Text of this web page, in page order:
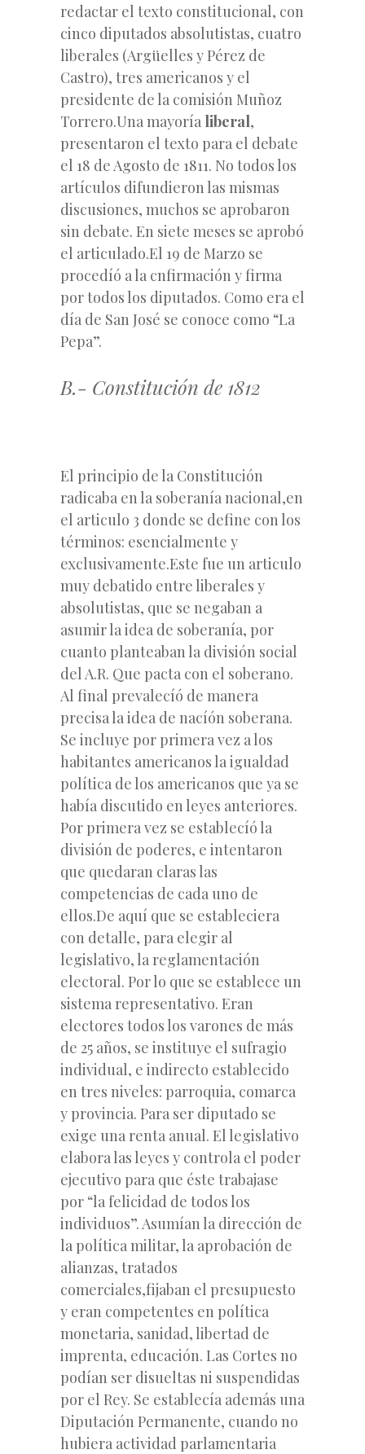
redactar el texto constitucional, con
cinco diputados absolutistas, cuatro
liberales (Argüelles y Pérez de
Castro), tres americanos y el
presidente de la comisión Muñoz
Torrero.Una mayoría liberal,
presentaron el texto para el debate
el 18 de Agosto de 1811. No todos los
artículos difundieron las mismas
discusiones, muchos se aprobaron
sin debate. En siete meses se aprobó
el articulado.El 19 de Marzo se
procedíó a la cnfirmación y firma
por todos los diputados. Como era el
día de San José se conoce como “La
Pepa”.
B.- Constitución de 1812
El principio de la Constitución
radicaba en la soberanía nacional,en
el articulo 3 donde se define con los
términos: esencialmente y
exclusivamente.Este fue un articulo
muy debatido entre liberales y
absolutistas, que se negaban a
asumir la idea de soberanía, por
cuanto planteaban la división social
del A.R. Que pacta con el soberano.
Al final prevalecíó de manera
precisa la idea de nacíón soberana.
Se incluye por primera vez a los
habitantes americanos la igualdad
política de los americanos que ya se
había discutido en leyes anteriores.
Por primera vez se establecíó la
división de poderes, e intentaron
que quedaran claras las
competencias de cada uno de
ellos.De aquí que se estableciera
con detalle, para elegir al
legislativo, la reglamentación
electoral. Por lo que se establece un
sistema representativo. Eran
electores todos los varones de más
de 25 años, se instituye el sufragio
individual, e indirecto establecido
en tres niveles: parroquia, comarca
y provincia. Para ser diputado se
exige una renta anual. El legislativo
elabora las leyes y controla el poder
ejecutivo para que éste trabajase
por “la felicidad de todos los
individuos”. Asumían la dirección de
la política militar, la aprobación de
alianzas, tratados
comerciales,fijaban el presupuesto
y eran competentes en política
monetaria, sanidad, libertad de
imprenta, educación. Las Cortes no
podían ser disueltas ni suspendidas
por el Rey. Se establecía además una
Diputación Permanente, cuando no
hubiera actividad parlamentaria